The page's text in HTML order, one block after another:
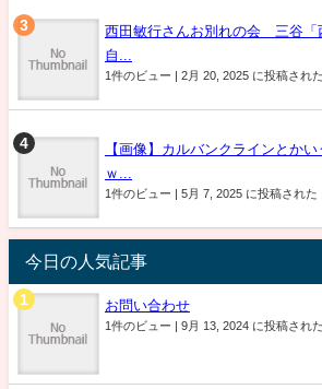
西田敏行さんお別れの会 三谷「
自...
1件のビュー | 2月 20, 2025 に投稿された
【画像】カルバンクラインとか
ｗ...
1件のビュー | 5月 7, 2025 に投稿された
今日の人気記事
お問い合わせ
1件のビュー | 9月 13, 2024 に投稿された